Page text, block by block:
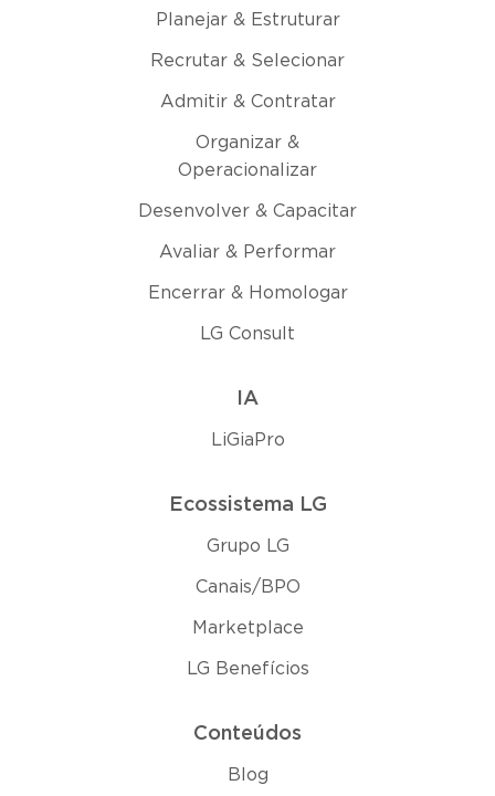
Planejar & Estruturar
Recrutar & Selecionar
Admitir & Contratar
Organizar &
Operacionalizar
Desenvolver & Capacitar
Avaliar & Performar
Encerrar & Homologar
LG Consult
IA
LiGiaPro
Ecossistema LG
Grupo LG
Canais/BPO
Marketplace
LG Benefícios
Conteúdos
Blog